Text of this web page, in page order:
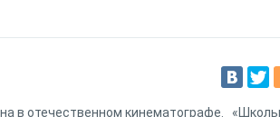
в отечественном кинематографе.